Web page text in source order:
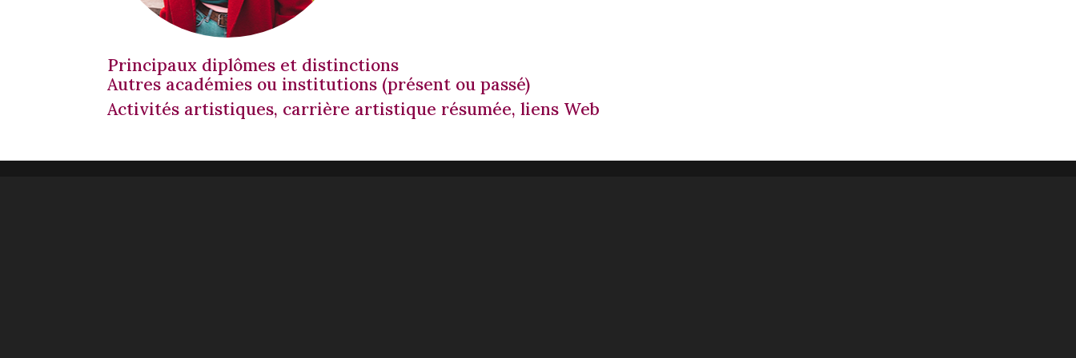
Principaux diplômes et distinctions
Autres académies ou institutions (présent ou passé)
Activités artistiques, carrière artistique résumée, liens Web